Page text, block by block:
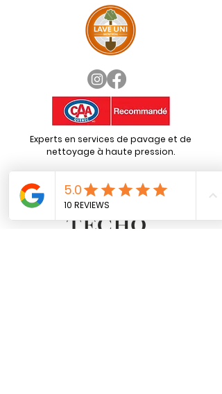
Experts en services de pavage et de
nettoyage à haute pression.
Lic. RBQ:5840-8600-01